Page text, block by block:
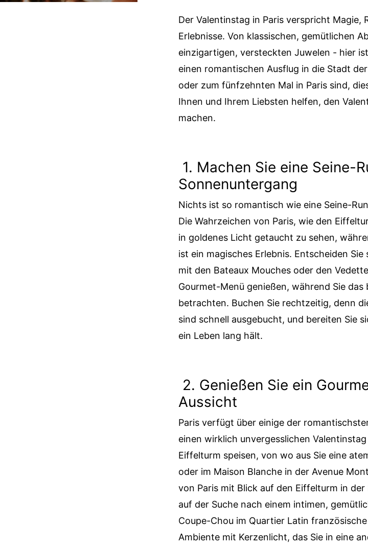
Der Valentinstag in Paris verspricht Magie,
Erlebnisse. Von klassischen, gemütlichen
einzigartigen, versteckten Juwelen - hier
einen romantischen Ausflug in die Stadt
oder zum fünfzehnten Mal in Paris sind,
Ihnen und Ihrem Liebsten helfen, den
machen.
1. Machen Sie eine Seine-
Sonnenuntergang
Nichts ist so romantisch wie eine Seine-
Die Wahrzeichen von Paris, wie den
in goldenes Licht getaucht zu sehen,
ist ein magisches Erlebnis. Entscheiden
mit den Bateaux Mouches oder den
Gourmet-Menü genießen, während Sie
betrachten. Buchen Sie rechtzeitig, denn
sind schnell ausgebucht, und bereiten Sie
ein Leben lang hält.
2. Genießen Sie ein
Aussicht
Paris verfügt über einige der
einen wirklich unvergesslichen
Eiffelturm speisen, von wo aus Sie eine
oder im Maison Blanche in der Avenue
von Paris mit Blick auf den Eiffelturm in der
auf der Suche nach einem intimen,
Coupe-Chou im Quartier Latin
Ambiente mit Kerzenlicht, das Sie in eine